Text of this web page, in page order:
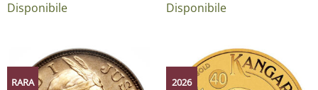
Disponibile Disponibile
RARA 2026